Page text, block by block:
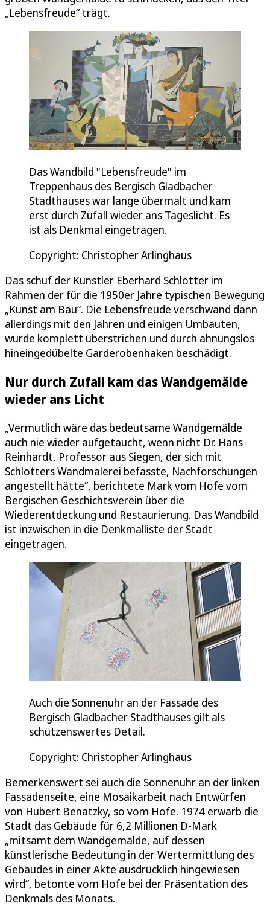
„Lebensfreude“ trägt.
Das Wandbild "Lebensfreude" im
Treppenhaus des Bergisch Gladbacher
Stadthauses war lange übermalt und kam
erst durch Zufall wieder ans Tageslicht. Es
ist als Denkmal eingetragen.
Copyright: Christopher Arlinghaus
Das schuf der Künstler Eberhard Schlotter im
Rahmen der für die 1950er Jahre typischen Bewegung
„Kunst am Bau“. Die Lebensfreude verschwand dann
allerdings mit den Jahren und einigen Umbauten,
wurde komplett überstrichen und durch ahnungslos
hineingedübelte Garderobenhaken beschädigt.
Nur durch Zufall kam das Wandgemälde
wieder ans Licht
„Vermutlich wäre das bedeutsame Wandgemälde
auch nie wieder aufgetaucht, wenn nicht Dr. Hans
Reinhardt, Professor aus Siegen, der sich mit
Schlotters Wandmalerei befasste, Nachforschungen
angestellt hätte“, berichtete Mark vom Hofe vom
Bergischen Geschichtsverein über die
Wiederentdeckung und Restaurierung. Das Wandbild
ist inzwischen in die Denkmalliste der Stadt
eingetragen.
Auch die Sonnenuhr an der Fassade des
Bergisch Gladbacher Stadthauses gilt als
schützenswertes Detail.
Copyright: Christopher Arlinghaus
Bemerkenswert sei auch die Sonnenuhr an der linken
Fassadenseite, eine Mosaikarbeit nach Entwürfen
von Hubert Benatzky, so vom Hofe. 1974 erwarb die
Stadt das Gebäude für 6,2 Millionen D-Mark
„mitsamt dem Wandgemälde, auf dessen
künstlerische Bedeutung in der Wertermittlung des
Gebäudes in einer Akte ausdrücklich hingewiesen
wird“, betonte vom Hofe bei der Präsentation des
Denkmals des Monats.